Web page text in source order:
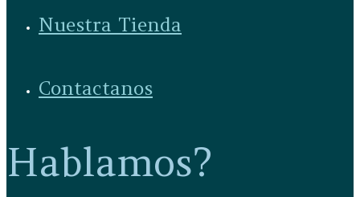
Nuestra Tienda
Contactanos
Hablamos?